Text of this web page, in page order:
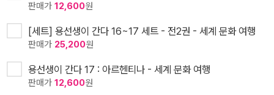
판매가 12,600원
[세트] 용선생이 간다 16~17 세트 - 전2권 - 세계 문화 여행
판매가 25,200원
용선생이 간다 17 : 아르헨티나 - 세계 문화 여행
판매가 12,600원